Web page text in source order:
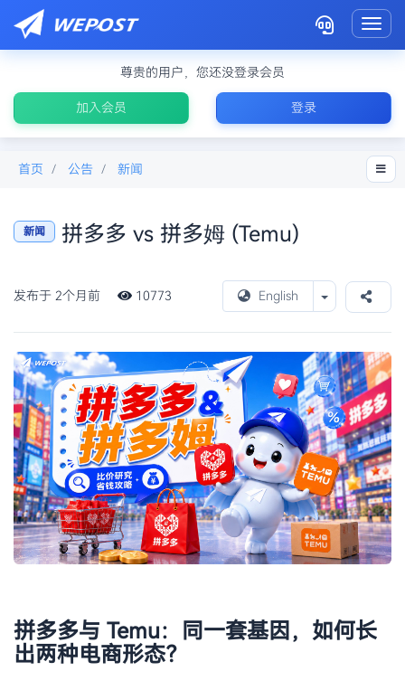
尊贵的用户，您还没登录会员
加入会员 登录
首页 公告 新闻
新闻 拼多多 vs 拼多姆 (Temu)
发布于 2个月前 10773 English Toggle
拼多多与 Temu：同一套基因，如何长
出两种电商形态？